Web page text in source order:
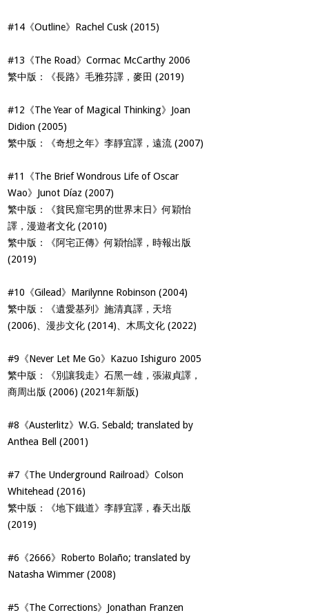
#14《Outline》Rachel Cusk (2015)
#13《The Road》Cormac McCarthy 2006
繁中版：《長路》毛雅芬譯，麥田 (2019)
#12《The Year of Magical Thinking》Joan
Didion (2005)
繁中版：《奇想之年》李靜宜譯，遠流 (2007)
#11《The Brief Wondrous Life of Oscar
Wao》Junot Díaz (2007)
繁中版：《貧民窟宅男的世界末日》何穎怡
譯，漫遊者文化 (2010)
繁中版：《阿宅正傳》何穎怡譯，時報出版
(2019)
#10《Gilead》Marilynne Robinson (2004)
繁中版：《遺愛基列》施清真譯，天培
(2006)、漫步文化 (2014)、木馬文化 (2022)
#9《Never Let Me Go》Kazuo Ishiguro 2005
繁中版：《別讓我走》石黑一雄，張淑貞譯，
商周出版 (2006) (2021年新版)
#8《Austerlitz》W.G. Sebald; translated by
Anthea Bell (2001)
#7《The Underground Railroad》Colson
Whitehead (2016)
繁中版：《地下鐵道》李靜宜譯，春天出版
(2019)
#6《2666》Roberto Bolaño; translated by
Natasha Wimmer (2008)
#5《The Corrections》Jonathan Franzen